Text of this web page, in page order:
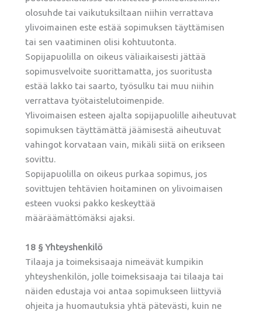
olosuhde tai vaikutuksiltaan niihin verrattava
ylivoimainen este estää sopimuksen täyttämisen
tai sen vaatiminen olisi kohtuutonta.
Sopijapuolilla on oikeus väliaikaisesti jättää
sopimusvelvoite suorittamatta, jos suoritusta
estää lakko tai saarto, työsulku tai muu niihin
verrattava työtaistelutoimenpide.
Ylivoimaisen esteen ajalta sopijapuolille aiheutuvat
sopimuksen täyttämättä jäämisestä aiheutuvat
vahingot korvataan vain, mikäli siitä on erikseen
sovittu.
Sopijapuolilla on oikeus purkaa sopimus, jos
sovittujen tehtävien hoitaminen on ylivoimaisen
esteen vuoksi pakko keskeyttää
määräämättömäksi ajaksi.
18 § Yhteyshenkilö
Tilaaja ja toimeksisaaja nimeävät kumpikin
yhteyshenkilön, jolle toimeksisaaja tai tilaaja tai
näiden edustaja voi antaa sopimukseen liittyviä
ohjeita ja huomautuksia yhtä pätevästi, kuin ne